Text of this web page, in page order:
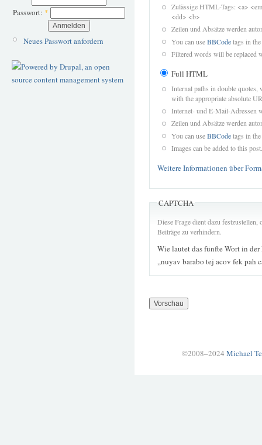
Passwort: *
Neues Passwort anfordern
Zulässige HTML-Tags: <a>
<dd> <b>
Zeilen und Absätze werden
You can useBBCodetags in
Filtered words will be replaced
Full HTML
Internal paths in double quotes,
with the appropriate absolute
Internet- und E-Mail-Adressen
Zeilen und Absätze werden
You can useBBCodetags in
Images can be added to this post.
Weitere Informationen über
CAPTCHA
Diese Frage dient dazu
Beiträge zu verhindern.
Wie lautet das fünfte Wort in der
„nuyav barabo tej acov fek pah
©2008–2024 Michael